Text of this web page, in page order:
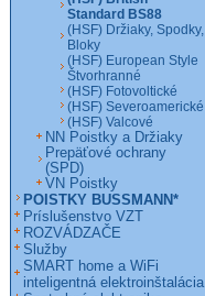
Standard BS88
(HSF) Držiaky, Spodky,
Bloky
(HSF) European Style
Štvorhranné
(HSF) Fotovoltické
(HSF) Severoamerické
(HSF) Valcové
NN Poistky a Držiaky
Prepäťové ochrany
(SPD)
VN Poistky
POISTKY BUSSMANN*
Príslušenstvo VZT
ROZVÁDZAČE
Služby
SMART home a WiFi
inteligentná elektroinštalácia